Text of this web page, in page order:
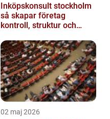
Inköpskonsult stockholm
så skapar företag
kontroll, struktur och
02 maj 2026